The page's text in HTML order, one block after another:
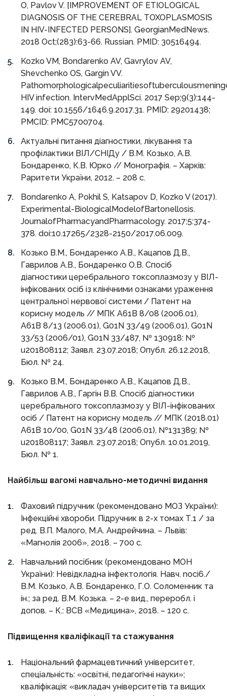
O, Pavlov V. [IMPROVEMENT OF ETIOLOGICAL
DIAGNOSIS OF THE CEREBRAL TOXOPLASMOSIS
IN HIV-INFECTED PERSONS]. GeorgianMedNews.
2018 Oct;(283):63-66. Russian. PMID: 30516494.
Kozko VM, Bondarenko AV, Gavrylov AV,
Shevchenko OS, Gargin VV.
HIV infection. IntervMedApplSci. 2017 Sep;9(3):144-
149. doi: 10.1556/1646.9.2017.31. PMID: 29201438;
PMCID: PMC5700704.
Актуальні питання діагностики, лікування та
профілактики ВІЛ/СНІДу / В.М. Козько, А.В.
Бондаренко, К.В. Юрко // Монографія. – Харків:
Раритети України, 2012. – 208 с.
Bondarenko A, Pokhil S, Katsapov D, Kozko V (2017).
Experimental-BiologicalModelofBartonellosis.
JournalofPharmacyandPharmacology. 2017;5:374-
378. doi:10.17265/2328-2150/2017.06.009.
Козько В.М., Бондаренко А.В., Кацапов Д.В.,
Гаврилов А.В., Бондаренко О.В. Спосіб
діагностики церебрального токсоплазмозу у ВІЛ-
інфікованих осіб із клінічними ознаками ураження
центральної нервової системи / Патент на
корисну модель // МПК A61В 8/08 (2006.01),
A61В 8/13 (2006.01), G01N 33/49 (2006.01), G01N
33/53 (2006/01), G01N 33/487, № 130918: №
u201808112; Заявл. 23.07.2018; Опубл. 26.12.2018,
Бюл. № 24.
Козько В.М., Бондаренко А.В., Кацапов Д.В.,
Гаврилов А.В., Гаргін В.В. Спосіб діагностики
церебрального токсоплазмозу у ВІЛ-інфікованих
осіб / Патент на корисну модель // МПК (2018.01)
A61В 10/00, G01N 33/48 (2006.01), №131389; №
u201808117; Заявл. 23.07.2018; Опубл. 10.01.2019,
Бюл. № 1.
Найбільш вагомі навчально-методичні видання
Фаховий підручник (рекомендовано МОЗ України):
Інфекційні хвороби. Підручник в 2-х томах Т.1 / за
ред. В.П. Малого, М.А. Андрейчина. – Львів:
«Магнолія 2006», 2018. – 700 с.
Навчальний посібник (рекомендовано МОН
України): Невідкладна інфектологія. Навч. noci6./
В.М. Козько, А.В. Бондаренко, Г.О. Соломенник та
ін.; за ред. В.М. Козька. – 2-е вид., переробл. і
допов. – К.: ВСВ «Медицина», 2018. – 120 с.
Підвищення кваліфікації та стажування
Національний фармацевтичний університет,
спеціальність: «освітні, педагогічні науки»;
кваліфікація: «викладач університетів та вищих